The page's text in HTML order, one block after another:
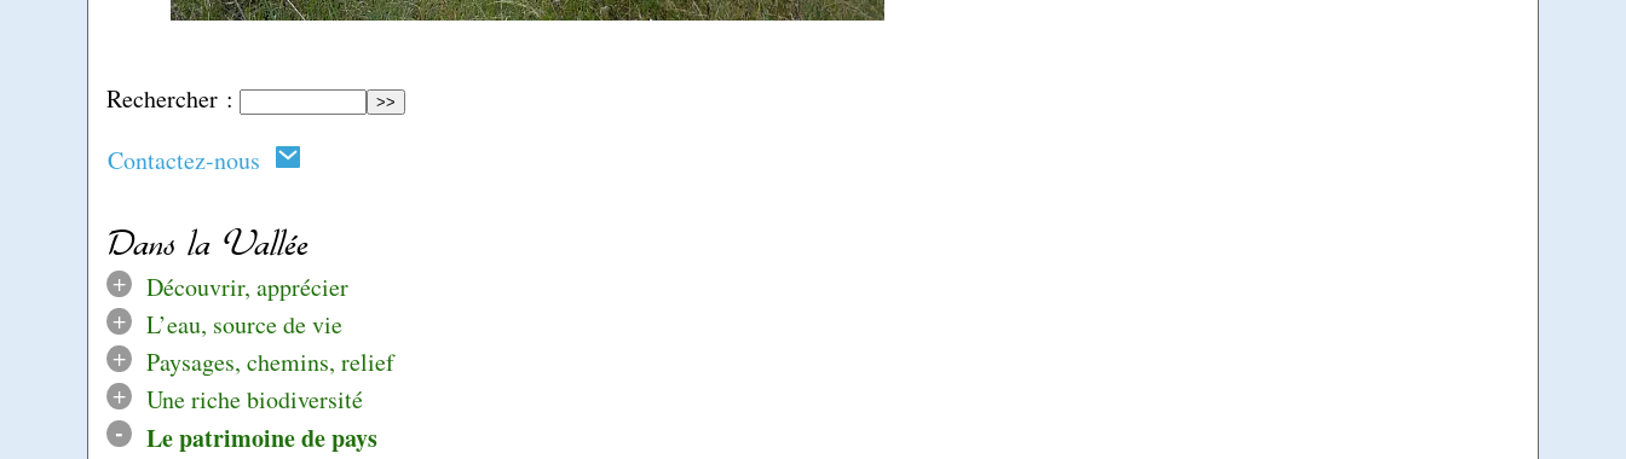
Rechercher :
Contactez-nous
Dans la Vallée
+
Découvrir, apprécier
+
L’eau, source de vie
+
Paysages, chemins, relief
+
Une riche biodiversité
- Le patrimoine de pays